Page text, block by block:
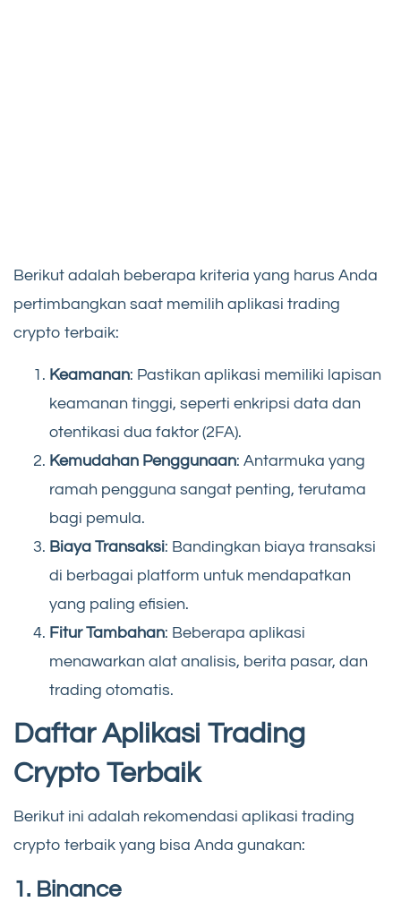
Berikut adalah beberapa kriteria yang harus Anda
pertimbangkan saat memilih aplikasi trading
crypto terbaik:
Keamanan: Pastikan aplikasi memiliki lapisan
keamanan tinggi, seperti enkripsi data dan
otentikasi dua faktor (2FA).
Kemudahan Penggunaan: Antarmuka yang
ramah pengguna sangat penting, terutama
bagi pemula.
Biaya Transaksi: Bandingkan biaya transaksi
di berbagai platform untuk mendapatkan
yang paling efisien.
Fitur Tambahan: Beberapa aplikasi
menawarkan alat analisis, berita pasar, dan
trading otomatis.
Daftar Aplikasi Trading
Crypto Terbaik
Berikut ini adalah rekomendasi aplikasi trading
crypto terbaik yang bisa Anda gunakan:
1. Binance